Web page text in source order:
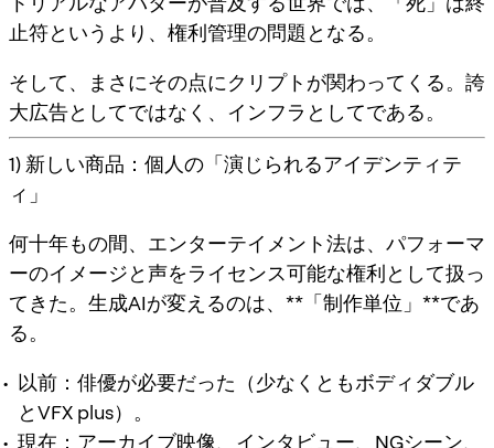
止符というより、権利管理の問題となる。
そして、まさにその点にクリプトが関わってくる。誇
大広告としてではなく、インフラとしてである。
1) 新しい商品：個人の「演じられるアイデンティテ
ィ」
何十年もの間、エンターテイメント法は、パフォーマ
ーのイメージと声をライセンス可能な権利として扱っ
てきた。生成AIが変えるのは、**「制作単位」**であ
る。
以前：俳優が必要だった（少なくともボディダブル
とVFX plus）。
現在：アーカイブ映像、インタビュー、NGシーン、